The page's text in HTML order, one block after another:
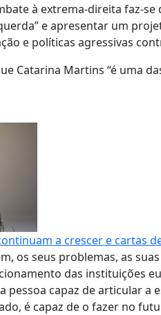
à extrema-direita faz-
e apresentar um
e políticas agressivas
Catarina Martins “é uma
a crescer e cartas
os seus problemas, as
das instituições
pessoa capaz de articular
é capaz de o fazer no